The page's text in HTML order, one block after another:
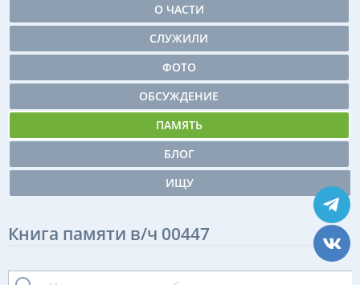
О ЧАСТИ
СЛУЖИЛИ
ФОТО
ОБСУЖДЕНИЕ
ПАМЯТЬ
БЛОГ
ИЩУ
Книга памяти в/ч 00447